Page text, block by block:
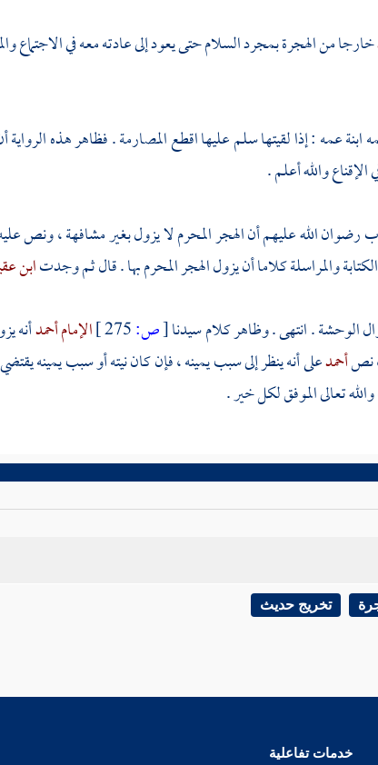
خارجا من الهجرة بمجرد السلام حتى يعود إلى عادته معه في الاجتماع
ابنة عمه : إذا لقيتها سلم عليها اقطع المصارمة . فظاهر هذه
والله أعلم .
الله عليهم أن الهجر المحرم لا يزول بغير مشافهة ، ونص
والمراسلة كلاما أن يزول الهجر المحرم بها . قال ثم وجدتابن
الوحشة . انتهى . وظاهر كلام سيدنا[ص: الإمام أحمدأنه
نصأحمدعلى أنه ينظر إلى سبب يمينه ، فإن كان نيته أو سبب يمينه
تعالى الموفق لكل خير .
تخريج حديث
خدمات تفاعلية